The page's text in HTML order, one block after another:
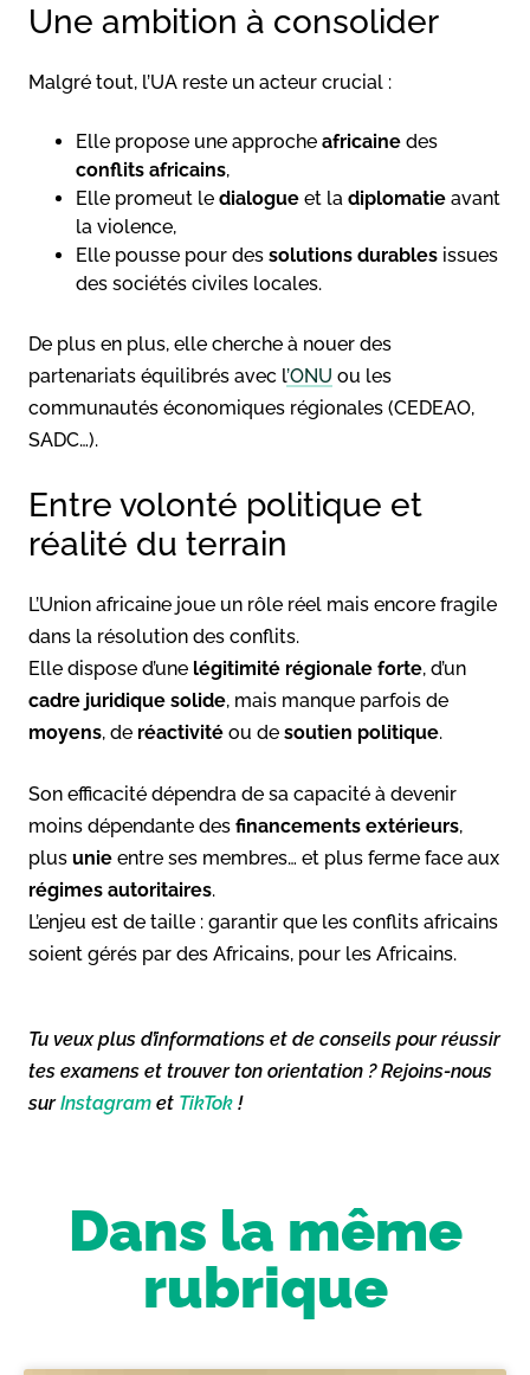
Une ambition à consolider
Malgré tout, l’UA reste un acteur crucial :
Elle propose une approche africaine des
conflits africains,
Elle promeut le dialogue et la diplomatie avant
la violence,
Elle pousse pour des solutions durables issues
des sociétés civiles locales.
De plus en plus, elle cherche à nouer des
partenariats équilibrés avec l’ONU ou les
communautés économiques régionales (CEDEAO,
SADC…).
Entre volonté politique et
réalité du terrain
L’Union africaine joue un rôle réel mais encore fragile
dans la résolution des conflits.
Elle dispose d’une légitimité régionale forte, d’un
cadre juridique solide, mais manque parfois de
moyens, de réactivité ou de soutien politique.
Son efficacité dépendra de sa capacité à devenir
moins dépendante des financements extérieurs,
plus unie entre ses membres… et plus ferme face aux
régimes autoritaires.
L’enjeu est de taille : garantir que les conflits africains
soient gérés par des Africains, pour les Africains.
Tu veux plus d’informations et de conseils pour réussir
tes examens et trouver ton orientation ? Rejoins-nous
surInstagram et TikTok !
Dans la même
rubrique